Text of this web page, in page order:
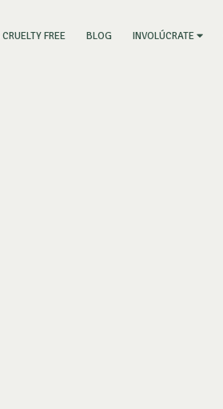
FREE BLOG INVOLÚCRATE